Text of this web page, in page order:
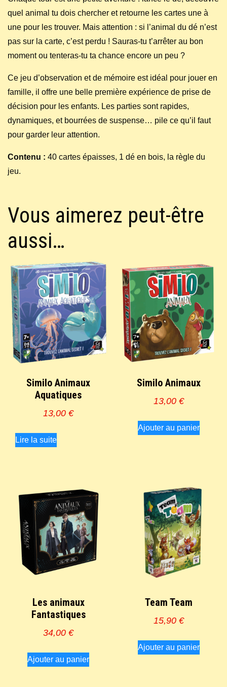
quel animal tu dois chercher et retourne les cartes une à
une pour les trouver. Mais attention : si l’animal du dé n’est
pas sur la carte, c’est perdu ! Sauras-tu t’arrêter au bon
moment ou tenteras-tu ta chance encore un peu ?
Ce jeu d’observation et de mémoire est idéal pour jouer en
famille, il offre une belle première expérience de prise de
décision pour les enfants. Les parties sont rapides,
dynamiques, et bourrées de suspense… pile ce qu’il faut
pour garder leur attention.
Contenu : 40 cartes épaisses, 1 dé en bois, la règle du
jeu.
Vous aimerez peut-être
aussi…
Similo Animaux
Aquatiques
13,00€
Lire la suite
Similo Animaux
13,00 €
Ajouter au panier
Les animaux
Fantastiques
34,00€
Ajouter au panier
Team Team
15,90 €
Ajouter au panier